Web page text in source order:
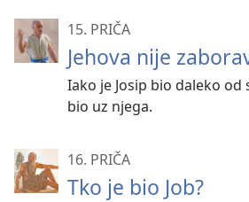
15. PRIČA
Jehova nije
Iako je Josip bio daleko od
bio uz njega.
16. PRIČA
Tko je bio Job?